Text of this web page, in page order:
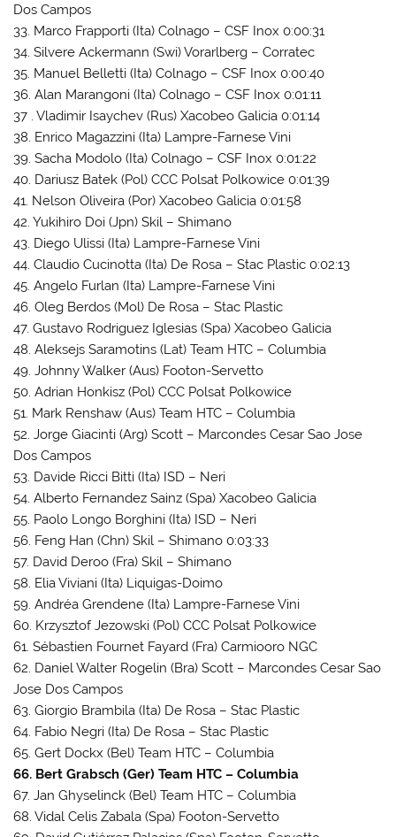
Dos Campos
33. Marco Frapporti (Ita) Colnago – CSF Inox 0:00:31
34. Silvere Ackermann (Swi) Vorarlberg – Corratec
35. Manuel Belletti (Ita) Colnago – CSF Inox 0:00:40
36. Alan Marangoni (Ita) Colnago – CSF Inox 0:01:11
37 . Vladimir Isaychev (Rus) Xacobeo Galicia 0:01:14
38. Enrico Magazzini (Ita) Lampre-Farnese Vini
39. Sacha Modolo (Ita) Colnago – CSF Inox 0:01:22
40. Dariusz Batek (Pol) CCC Polsat Polkowice 0:01:39
41. Nelson Oliveira (Por) Xacobeo Galicia 0:01:58
42. Yukihiro Doi (Jpn) Skil – Shimano
43. Diego Ulissi (Ita) Lampre-Farnese Vini
44. Claudio Cucinotta (Ita) De Rosa – Stac Plastic 0:02:13
45. Angelo Furlan (Ita) Lampre-Farnese Vini
46. Oleg Berdos (Mol) De Rosa – Stac Plastic
47. Gustavo Rodriguez Iglesias (Spa) Xacobeo Galicia
48. Aleksejs Saramotins (Lat) Team HTC – Columbia
49. Johnny Walker (Aus) Footon-Servetto
50. Adrian Honkisz (Pol) CCC Polsat Polkowice
51. Mark Renshaw (Aus) Team HTC – Columbia
52. Jorge Giacinti (Arg) Scott – Marcondes Cesar Sao Jose
Dos Campos
53. Davide Ricci Bitti (Ita) ISD – Neri
54. Alberto Fernandez Sainz (Spa) Xacobeo Galicia
55. Paolo Longo Borghini (Ita) ISD – Neri
56. Feng Han (Chn) Skil – Shimano 0:03:33
57. David Deroo (Fra) Skil – Shimano
58. Elia Viviani (Ita) Liquigas-Doimo
59. Andréa Grendene (Ita) Lampre-Farnese Vini
60. Krzysztof Jezowski (Pol) CCC Polsat Polkowice
61. Sébastien Fournet Fayard (Fra) Carmiooro NGC
62. Daniel Walter Rogelin (Bra) Scott – Marcondes Cesar Sao
Jose Dos Campos
63. Giorgio Brambila (Ita) De Rosa – Stac Plastic
64. Fabio Negri (Ita) De Rosa – Stac Plastic
65. Gert Dockx (Bel) Team HTC – Columbia
66. Bert Grabsch (Ger) Team HTC – Columbia
67. Jan Ghyselinck (Bel) Team HTC – Columbia
68. Vidal Celis Zabala (Spa) Footon-Servetto